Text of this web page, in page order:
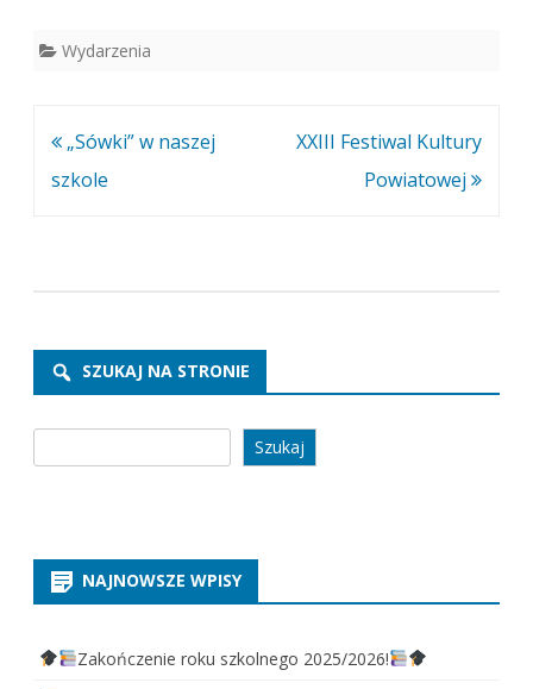
Wydarzenia
Nawigacja
wpisu
„Sówki” w naszej
szkole
XXIII Festiwal Kultury
Powiatowej
SZUKAJ NA STRONIE
Szukaj
NAJNOWSZE WPISY
Zakończenie roku szkolnego 2025/2026!